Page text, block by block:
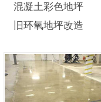
混凝土彩色地坪
旧环氧地坪改造